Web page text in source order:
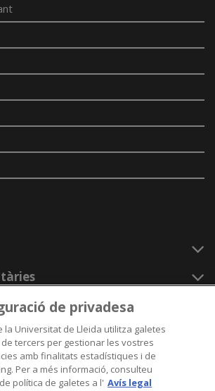
de privadesa
la Universitat de Lleida utilitza galetes
tercers per gestionar les vostres
amb finalitats estadístiques i de
Per a més informació, consulteu
política de galetes a l' Avís legal